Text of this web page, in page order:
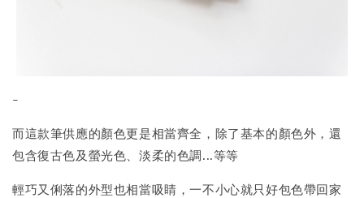
-
而這款筆供應的顏色更是相當齊全，除了基本的顏色外，還
包含復古色及螢光色、淡柔的色調...等等
輕巧又俐落的外型也相當吸睛，一不小心就只好包色帶回家